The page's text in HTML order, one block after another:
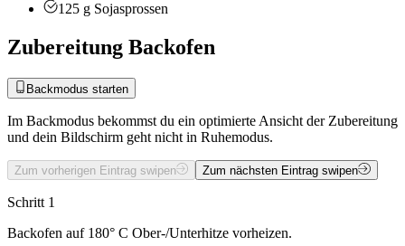
125 g Sojasprossen
Zubereitung Backofen
Backmodus starten
Im Backmodus bekommst du ein optimierte Ansicht der Zubereitung
und dein Bildschirm geht nicht in Ruhemodus.
Zum vorherigen Eintrag swipen Zum nächsten Eintrag swipen
Schritt 1
Backofen auf 180° C Ober-/Unterhitze vorheizen.